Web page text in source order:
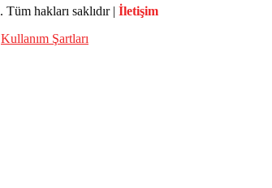
. Tüm hakları saklıdır | İletişim
Kullanım Şartları